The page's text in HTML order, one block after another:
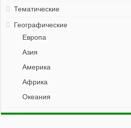
Тематические
Географические
Европа
Азия
Америка
Африка
Океания